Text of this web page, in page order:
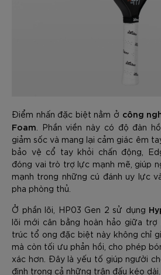
Điểm nhấn đặc biệt nằm ở công
Foam . Phần viền này có độ đàn
giảm sốc và mang lại cảm giác êm
bảo vệ cổ tay khỏi chấn động,
đóng vai trò trợ lực mạnh mẽ, giúp
mạnh trong những cú đánh uy lực
pha phòng thủ.
Ở phần lõi, HP03 Gen 2 sử dụng
lõi mới cân bằng hoàn hảo giữa trợ
trúc tổ ong đặc biệt này không chỉ
mà còn tối ưu phản hồi, cho phép
xác hơn. Đây là yếu tố giúp người
định trong cả những trận đấu kéo dài.